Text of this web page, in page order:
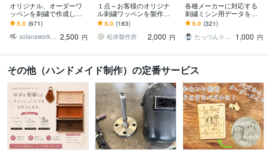
オリジナル、オーダーワ
ッペンを刺繍で作成しま
す 特別な一品を。絵柄や
図案、画像を刺繍ワッペ
ンでお作りします。
5.0 (671)
solanaworks ソラナワークス 2,500 円
１点～お客様のオリジナ
ル刺繍ワッペンを製作し
ます 高品質なワッペンを
お手軽に :-)
5.0 (183)
松井製作所
2,000 円
各種メーカーに対応する
刺繍ミシン用データを作
ります ブラザー・ジャノ
メ・シンガー等オリジナ
ル刺繍データの作成
5.0 (321)
たっつん☆刺しゅうデータ作成
1,000 円
その他（ハンドメイド制作）の定番サービス